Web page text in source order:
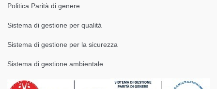
Politica Parità di genere
Sistema di gestione per qualità
Sistema di gestione per la sicurezza
Sistema di gestione ambientale